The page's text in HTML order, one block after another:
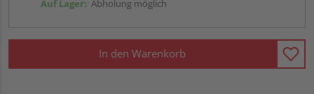
Auf Lager: Abholung möglich
In den Warenkorb